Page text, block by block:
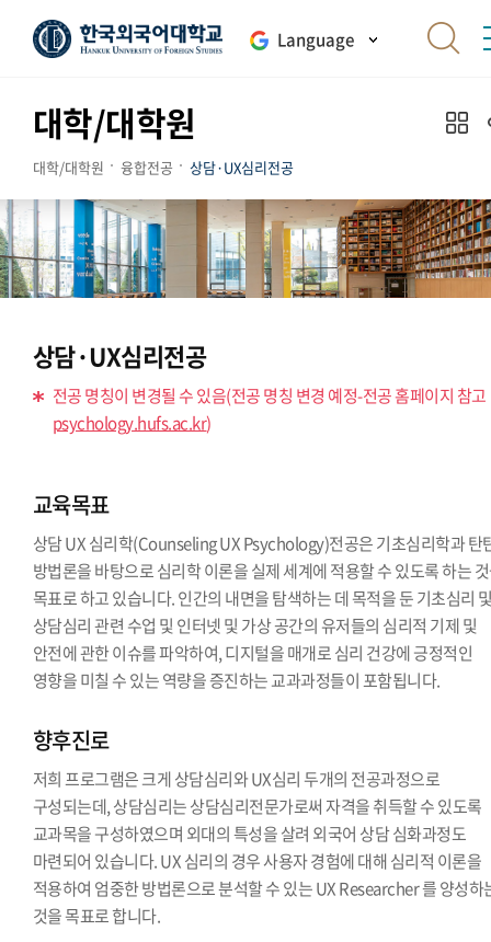
Language
대학/대학원
대학/대학원 융합전공 상담·UX심리전공
상담·UX심리전공
전공 명칭이 변경될 수 있음(전공 명칭 변경 예정-전공 홈페이지 참고
psychology.hufs.ac.kr)
교육목표
상담 UX 심리학(Counseling UX Psychology)전공은 기초심리학과 탄
방법론을 바탕으로 심리학 이론을 실제 세계에 적용할 수 있도록 하는
목표로 하고 있습니다. 인간의 내면을 탐색하는 데 목적을 둔 기초심리
상담심리 관련 수업 및 인터넷 및 가상 공간의 유저들의 심리적 기제 및
안전에 관한 이슈를 파악하여, 디지털을 매개로 심리 건강에 긍정적인
영향을 미칠 수 있는 역량을 증진하는 교과과정들이 포함됩니다.
향후진로
저희 프로그램은 크게 상담심리와 UX심리 두개의 전공과정으로
구성되는데, 상담심리는 상담심리전문가로써 자격을 취득할 수 있도록
교과목을 구성하였으며 외대의 특성을 살려 외국어 상담 심화과정도
마련되어 있습니다. UX 심리의 경우 사용자 경험에 대해 심리적 이론을
적용하여 엄중한 방법론으로 분석할 수 있는 UX Researcher 를 양성하
것을 목표로 합니다.